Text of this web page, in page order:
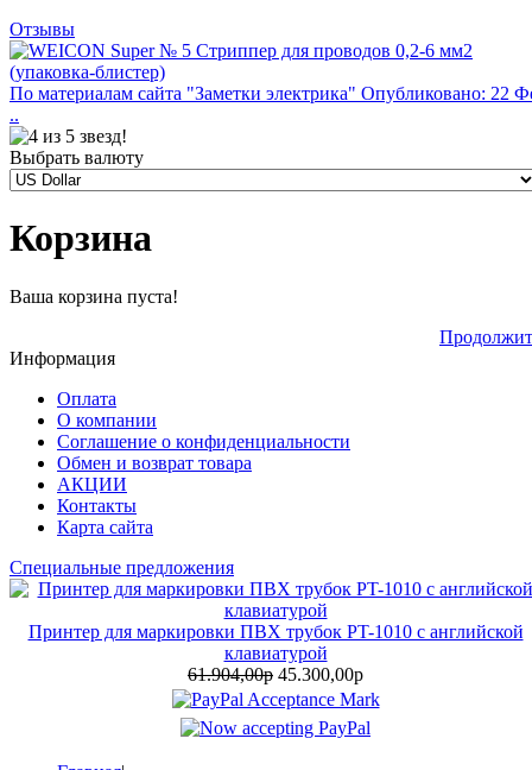
Отзывы
По материалам сайта "Заметки электрика" Опубликовано: 22
..
Выбрать валюту
Корзина
Ваша корзина пуста!
Информация
Оплата
О компании
Соглашение о конфиденциальности
Обмен и возврат товара
АКЦИИ
Контакты
Карта сайта
Специальные предложения
Принтер для маркировки ПВХ трубок PT-1010 с английской
клавиатурой
61.904,00р 45.300,00р